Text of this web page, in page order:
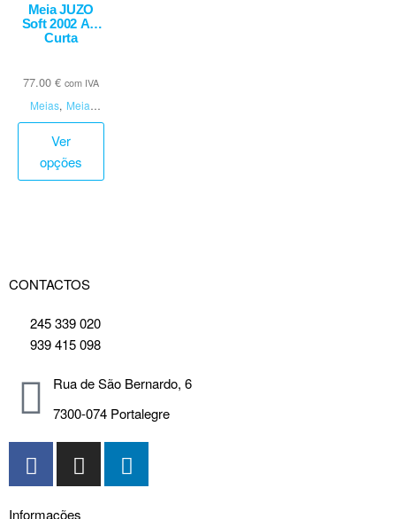
Meia JUZO
Soft 2002 AG
Curta
77.00 € com IVA
Meias, Meias
Elásticas
Ver
opções
CONTACTOS
245 339 020
939 415 098
Rua de São Bernardo, 6
7300-074 Portalegre
Informações